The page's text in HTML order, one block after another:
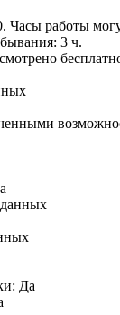
Часы работы
3 ч.
Да